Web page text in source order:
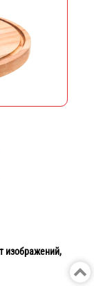
изображений,
